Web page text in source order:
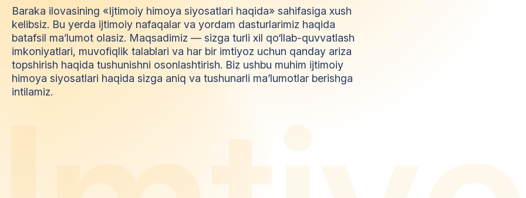
Baraka ilovasining «Ijtimoiy himoya siyosatlari haqida» sahifasiga xush
kelibsiz. Bu yerda ijtimoiy nafaqalar va yordam dasturlarimiz haqida
batafsil ma’lumot olasiz. Maqsadimiz — sizga turli xil qo‘llab-quvvatlash
imkoniyatlari, muvofiqlik talablari va har bir imtiyoz uchun qanday ariza
topshirish haqida tushunishni osonlashtirish. Biz ushbu muhim ijtimoiy
himoya siyosatlari haqida sizga aniq va tushunarli ma’lumotlar berishga
intilamiz.